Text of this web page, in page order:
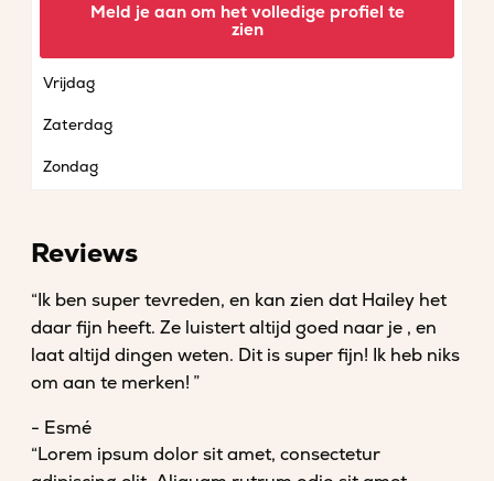
Vrijdag
Zaterdag
Zondag
Meld je aan om het volledige profiel te
zien
Reviews
“Ik ben super tevreden, en kan zien dat Hailey het
daar fijn heeft. Ze luistert altijd goed naar je , en
laat altijd dingen weten. Dit is super fijn! Ik heb niks
om aan te merken! ”
- Esmé
“Lorem ipsum dolor sit amet, consectetur